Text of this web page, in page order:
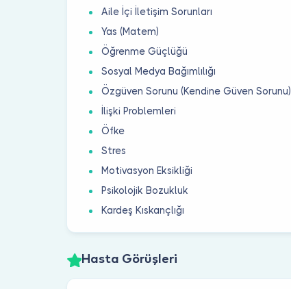
Aile İçi İletişim Sorunları
Yas (Matem)
Öğrenme Güçlüğü
Sosyal Medya Bağımlılığı
Özgüven Sorunu (Kendine Güven Sorunu)
İlişki Problemleri
Öfke
Stres
Motivasyon Eksikliği
Psikolojik Bozukluk
Kardeş Kıskançlığı
Hasta Görüşleri